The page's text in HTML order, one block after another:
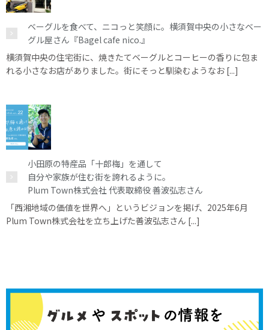
ベーグルを食べて、ニコっと笑顔に。横須賀中央の小さなベー
グル屋さん『Bagel cafe nico.』
横須賀中央の住宅街に、焼きたてベーグルとコーヒーの香りに包ま
れる小さなお店がありました。街にそっと馴染むようなお [...]
小田原の特産品「十郎梅」を通して
自分や家族が住む街を誇れるように。
Plum Town株式会社 代表取締役 善波弘志さん
「西湘地域の価値を世界へ」というビジョンを掲げ、2025年6月
Plum Town株式会社を立ち上げた善波弘志さん [...]